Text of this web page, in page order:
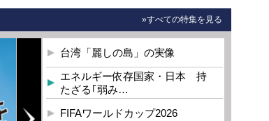
»すべての特集を見る
台湾「麗しの島」の実像
エネルギー依存国家・日本 持
たざる｢弱み…
FIFAワールドカップ2026